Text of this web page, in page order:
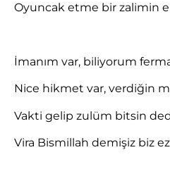
Oyuncak etme bir zalimin
İmanım var, biliyorum
Nice hikmet var, verdiğin
Vakti gelip zulüm bitsin
Vira Bismillah demişiz biz